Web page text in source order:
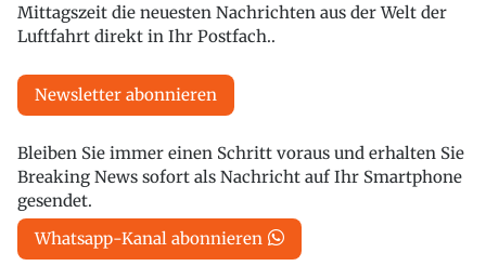
Mittagszeit die neuesten Nachrichten aus der Welt der
Luftfahrt direkt in Ihr Postfach..
Newsletter abonnieren
Bleiben Sie immer einen Schritt voraus und erhalten Sie
Breaking News sofort als Nachricht auf Ihr Smartphone
gesendet.
Whatsapp-Kanal abonnieren